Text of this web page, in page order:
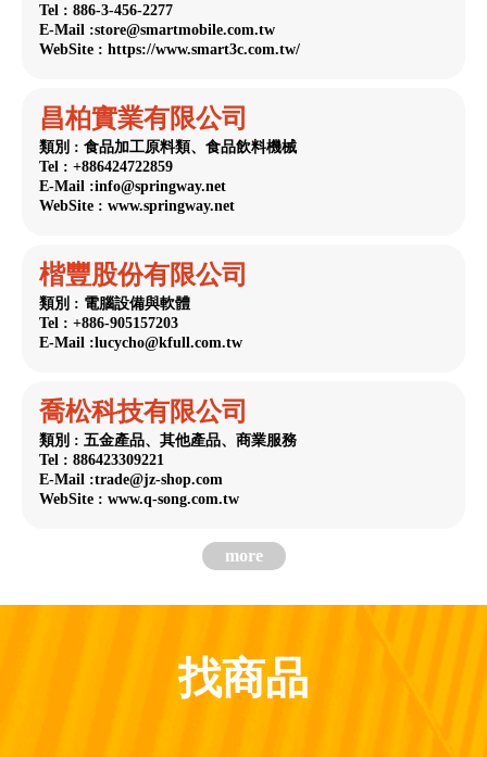
Tel : 886-3-456-2277
E-Mail :store@smartmobile.com.tw
WebSite : https://www.smart3c.com.tw/
昌柏實業有限公司
類別 : 食品加工原料類、食品飲料機械
Tel : +886424722859
E-Mail :info@springway.net
WebSite : www.springway.net
楷豐股份有限公司
類別 : 電腦設備與軟體
Tel : +886-905157203
E-Mail :lucycho@kfull.com.tw
喬松科技有限公司
類別 : 五金產品、其他產品、商業服務
Tel : 886423309221
E-Mail :trade@jz-shop.com
WebSite : www.q-song.com.tw
more
找商品